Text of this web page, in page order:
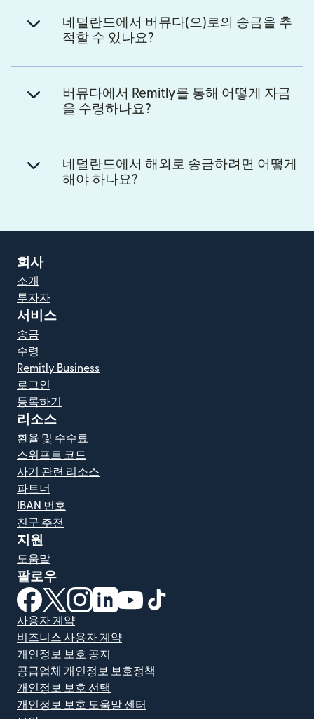
네덜란드에서 버뮤다(으)로의 송금을 추
적할 수 있나요?
버뮤다에서 Remitly를 통해 어떻게 자금
을 수령하나요?
네덜란드에서 해외로 송금하려면 어떻게
해야 하나요?
회사
소개
투자자
서비스
송금
수령
Remitly Business
로그인
등록하기
리소스
환율 및 수수료
스위프트 코드
사기 관련 리소스
파트너
IBAN 번호
친구 추천
지원
도움말
팔로우
(새 창에서 열림)
(새 창에서 열림)
(새 창에서 열림)
(새 창에서 열림)
(새 창에서 열림)
사용자 계약
비즈니스 사용자 계약
개인정보 보호 공지
공급업체 개인정보 보호정책
개인정보 보호 선택
개인정보 보호 도움말 센터